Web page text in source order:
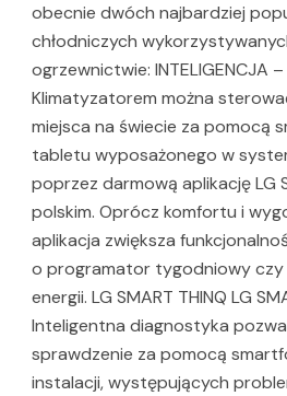
obecnie dwóch najbardziej
chłodniczych
ogrzewnictwie: INTELIGENCJA
Klimatyzatorem można
miejsca na świecie za pomocą
tabletu wyposażonego w
poprzez darmową aplikację LG
polskim. Oprócz komfortu i
aplikacja zwiększa
o programator tygodniowy czy
energii. LG SMART THINQ LG
Inteligentna diagnostyka
sprawdzenie za pomocą
instalacji, występujących